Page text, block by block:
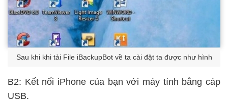
Sau khi khi tải File iBackupBot về ta cài đặt ta được như hình
B2: Kết nối iPhone của bạn với máy tính bằng cáp
USB.